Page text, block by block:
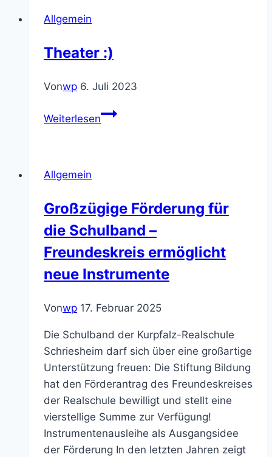
Allgemein
Theater :)
Vonwp 6. Juli 2023
WeiterlesenTheater
Allgemein
Großzügige Förderung für
die Schulband –
Freundeskreis ermöglicht
neue Instrumente
Vonwp 17. Februar 2025
Die Schulband der Kurpfalz-Realschule
Schriesheim darf sich über eine großartige
Unterstützung freuen: Die Stiftung Bildung
hat den Förderantrag des Freundeskreises
der Realschule bewilligt und stellt eine
vierstellige Summe zur Verfügung!
Instrumentenausleihe als Ausgangsidee
der Förderung In den letzten Jahren zeigt